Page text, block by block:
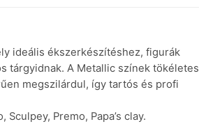
ideális ékszerkészítéshez, figurák
tárgyidnak. A Metallic színek tökéletes
megszilárdul, így tartós és profi
Premo, Papa’s clay.